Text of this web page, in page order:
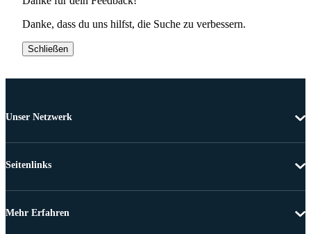
Danke, dass du uns hilfst, die Suche zu verbessern.
Schließen
Unser Netzwerk
Seitenlinks
Mehr Erfahren